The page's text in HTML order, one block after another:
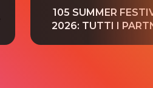
105 SUMMER
2026: TUTTI I